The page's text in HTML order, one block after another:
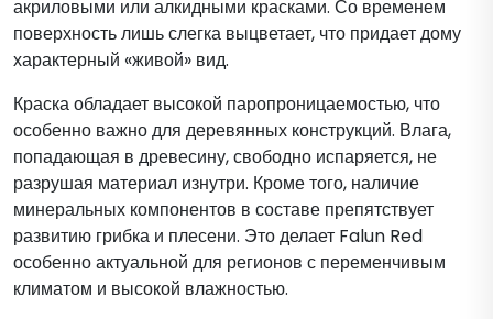
акриловыми или алкидными красками. Со временем
поверхность лишь слегка выцветает, что придает дому
характерный «живой» вид.
Краска обладает высокой паропроницаемостью, что
особенно важно для деревянных конструкций. Влага,
попадающая в древесину, свободно испаряется, не
разрушая материал изнутри. Кроме того, наличие
минеральных компонентов в составе препятствует
развитию грибка и плесени. Это делает Falun Red
особенно актуальной для регионов с переменчивым
климатом и высокой влажностью.